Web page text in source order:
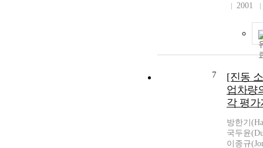
2001
7
[진동
업차량
각 평
방한기
국두윤
이종규